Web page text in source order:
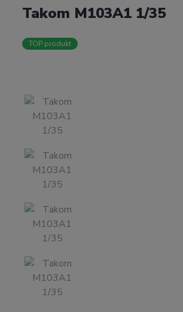
Takom M103A1 1/35
TOP produkt